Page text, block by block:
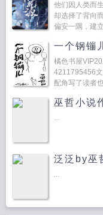
他们因人类而
却选择了背向
偏安一隅，建
一个钢镚
橘色书屋
4211795456
配角写了读者
巫哲小说
...
泛泛by巫
...